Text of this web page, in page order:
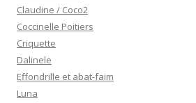
Claudine / Coco2
Coccinelle Poitiers
Criquette
Dalinele
Effondrille et abat-faim
Luna